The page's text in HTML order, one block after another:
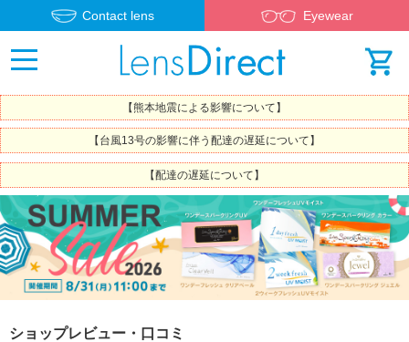
Contact lens Eyewear
【熊本地震による影響について】
【台風13号の影響に伴う配達の遅延について】
【配達の遅延について】
ショップレビュー・口コミ